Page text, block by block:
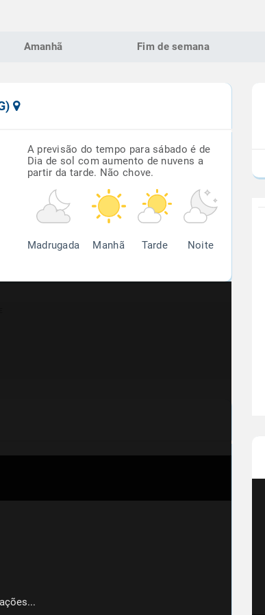
Amanhã Fim de semana
A previsão do tempo para sábado é de
Dia de sol com aumento de nuvens a
partir da tarde. Não chove.
Madrugada Manhã Tarde Noite